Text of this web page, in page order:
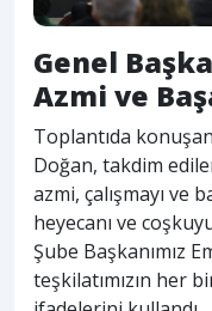
Genel
Azmi ve
Toplantıda
Doğan, takdim
azmi, çalışmayı ve
heyecanı ve
Şube Başkanımız
teşkilatımızın her